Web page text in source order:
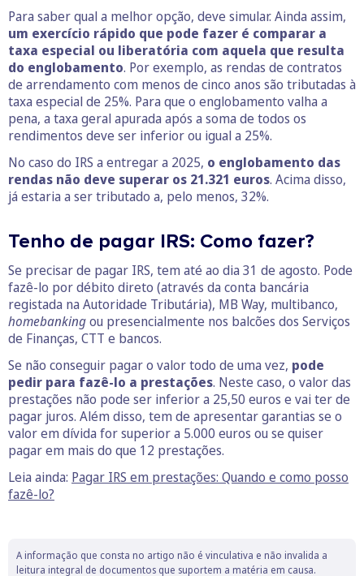
Para saber qual a melhor opção, deve simular. Ainda assim,
um exercício rápido que pode fazer é comparar a
taxa especial ou liberatória com aquela que resulta
do englobamento. Por exemplo, as rendas de contratos
de arrendamento com menos de cinco anos são tributadas à
taxa especial de 25%. Para que o englobamento valha a
pena, a taxa geral apurada após a soma de todos os
rendimentos deve ser inferior ou igual a 25%.
No caso do IRS a entregar a 2025, o englobamento das
rendas não deve superar os 21.321 euros. Acima disso,
já estaria a ser tributado a, pelo menos, 32%.
Tenho de pagar IRS: Como fazer?
Se precisar de pagar IRS, tem até ao dia 31 de agosto. Pode
fazê-lo por débito direto (através da conta bancária
registada na Autoridade Tributária), MB Way, multibanco,
homebankingou presencialmente nos balcões dos Serviços
de Finanças, CTT e bancos.
Se não conseguir pagar o valor todo de uma vez, pode
pedir para fazê-lo a prestações. Neste caso, o valor das
prestações não pode ser inferior a 25,50 euros e vai ter de
pagar juros. Além disso, tem de apresentar garantias se o
valor em dívida for superior a 5.000 euros ou se quiser
pagar em mais do que 12 prestações.
Leia ainda: Pagar IRS em prestações: Quando e como posso
fazê-lo?
A informação que consta no artigo não é vinculativa e não invalida a
leitura integral de documentos que suportem a matéria em causa.